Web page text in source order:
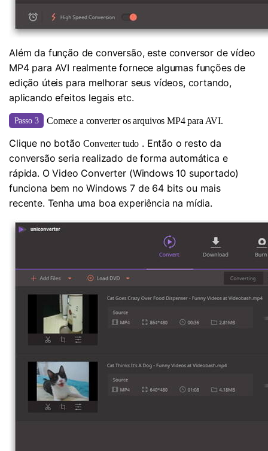
Além da função de conversão, este conversor de vídeo
MP4 para AVI realmente fornece algumas funções de
edição úteis para melhorar seus vídeos, cortando,
aplicando efeitos legais etc.
Passo 3 Comece a converter os arquivos MP4 para AVI.
Clique no botãoConverter tudo . Então o resto da
conversão seria realizado de forma automática e
rápida. O Video Converter (Windows 10 suportado)
funciona bem no Windows 7 de 64 bits ou mais
recente. Tenha uma boa experiência na mídia.